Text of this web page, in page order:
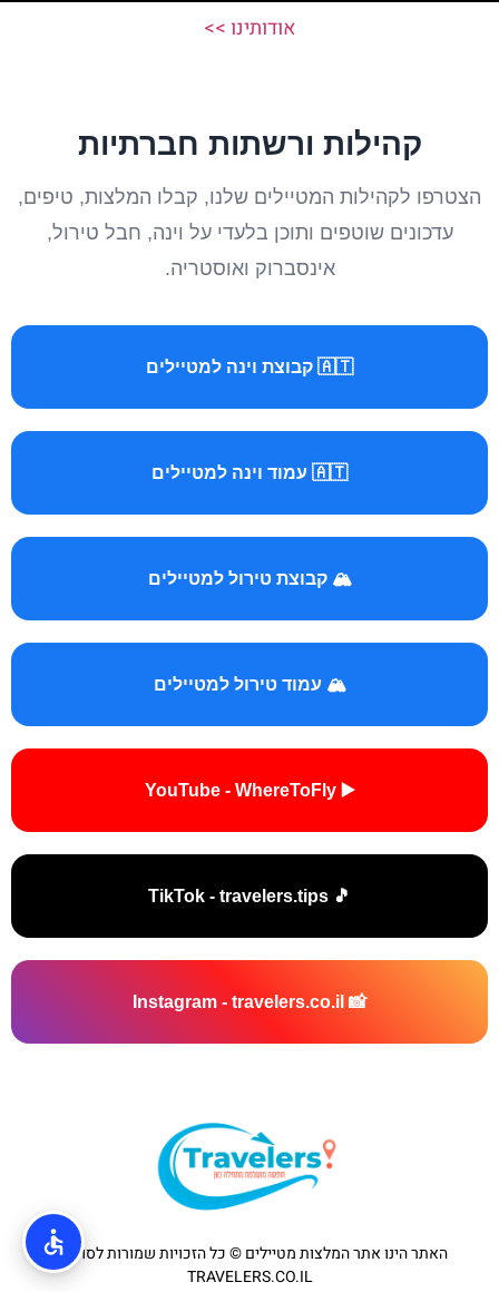
אודותינו >>
קהילות ורשתות חברתיות
הצטרפו לקהילות המטיילים שלנו, קבלו המלצות, טיפים,
עדכונים שוטפים ותוכן בלעדי על וינה, חבל טירול,
אינסברוק ואוסטריה.
🇦🇹 קבוצת וינה למטיילים
🇦🇹 עמוד וינה למטיילים
🏔️ קבוצת טירול למטיילים
🏔️ עמוד טירול למטיילים
▶️ YouTube - WhereToFly
🎵 TikTok - travelers.tips
📸 Instagram - travelers.co.il
האתר הינו אתר המלצות מטיילים © כל הזכויות שמורות לסוכנות
TRAVELERS.CO.IL